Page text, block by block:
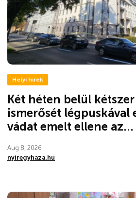
Helyi hírek
Két héten belül
ismerősét légpuskával
vádat emelt ellene az...
Aug 8, 2026
nyiregyhaza.hu